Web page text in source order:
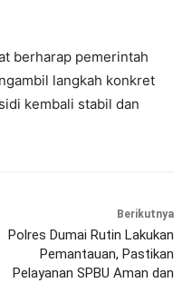
berharap pemerintah
langkah konkret
kembali stabil dan
Berikutnya
Polres Dumai Rutin Lakukan
Pemantauan, Pastikan
Pelayanan SPBU Aman dan